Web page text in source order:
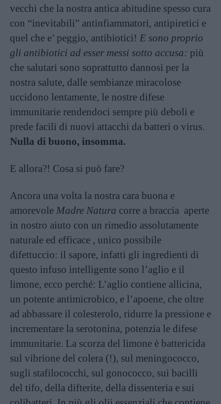
vecchi che la nostra antica abitudine spesso cura
con “inevitabili” antinfiammatori, antipiretici e
quel che e’ peggio, antibiotici! E sono proprio
gli antibiotici ad esser messi sotto accusa: più
che salutari sono soprattutto dannosi per la
nostra salute, dalle sembianze miracolose
uccidono lentamente, le nostre difese
immunitarie rendendoci sempre più deboli e
prede facili di nuovi attacchi da batteri o virus.
Nulla di buono, insomma.
E allora?! Cosa si può fare?
Ancora una volta la nostra cara buona e
amorevole Madre Natura corre a braccia aperte
in nostro aiuto con un rimedio assolutamente
naturale ed efficace , unico possibile
difettuccio: il sapore, infatti gli ingredienti di
questo infuso intelligente sono l’aglio e il
limone, ecco perché: L’aglio contiene allicina,
un potente antimicrobico, e l’apoene, che oltre
ad abbassare il colesterolo, ridurre la pressione e
incrementare la serotonina, potenzia le difese
immunitarie. La scorza del limone è battericida
sul vibrione del colera (!), sul meningococco,
sugli stafilococchi, sul gonococco, sui bacilli
del tifo, della difterite, della dissenteria e sui